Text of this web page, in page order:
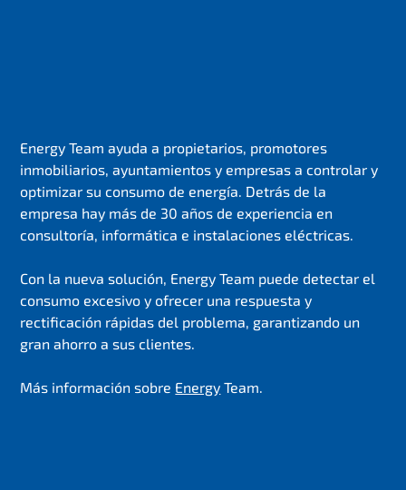
Energy Team ayuda a propietarios, promotores
inmobiliarios, ayuntamientos y empresas a controlar y
optimizar su consumo de energía. Detrás de la
empresa hay más de 30 años de experiencia en
consultoría, informática e instalaciones eléctricas.
Con la nueva solución, Energy Team puede detectar el
consumo excesivo y ofrecer una respuesta y
rectificación rápidas del problema, garantizando un
gran ahorro a sus clientes.
Más información sobre Energy Team.